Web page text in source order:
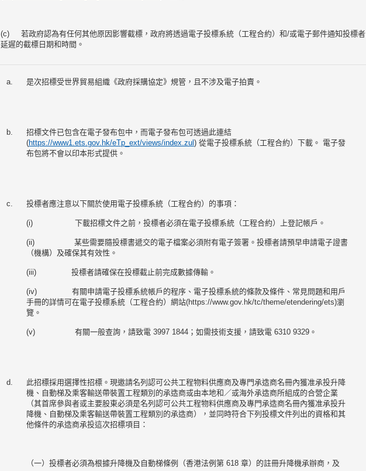
(c) 若政府認為有任何其他原因影響截標，政府將透過電子投標系統（工程合約）和/或電子郵件通知投標者
延遲的截標日期和時間。
a. 是次招標受世界貿易組織《政府採購協定》規管，且不涉及電子拍賣。
b.
招標文件已包含在電子發布包中，而電子發布包可透過此連結
(https://www1.ets.gov.hk/eTp_ext/views/index.zul ) 從電子投標系統（工程合約）下載。 電子發
布包將不會以印本形式提供。
c. 投標者應注意以下關於使用電子投標系統（工程合約）的事項：
(i) 下載招標文件之前，投標者必須在電子投標系統（工程合約）上登記帳戶。
(ii) 某些需要隨投標書遞交的電子檔案必須附有電子簽署。投標者請預早申請電子證書
（機構）及確保其有效性。
(iii) 投標者請確保在投標截止前完成數據傳輸。
(iv) 有關申請電子投標系統帳戶的程序、電子投標系統的條款及條件、常見問題和用戶
手冊的詳情可在電子投標系統（工程合約）網站(https://www.gov.hk/tc/theme/etendering/ets)瀏
覽。
(v) 有關一般查詢，請致電 3997 1844；如需技術支援，請致電 6310 9329。
d.
此招標採用選擇性招標。現邀請名列認可公共工程物料供應商及專門承造商名冊內獲准承投升降
機、自動梯及乘客輸送帶裝置工程類別的承造商或由本地和／或海外承造商所組成的合營企業
（其首席參與者或主要股東必須是名列認可公共工程物料供應商及專門承造商名冊內獲准承投升
降機、自動梯及乘客輸送帶裝置工程類別的承造商），並同時符合下列投標文件列出的資格和其
他條件的承造商承投這次招標項目：
（一）投標者必須為根據升降機及自動梯條例（香港法例第 618 章）的註冊升降機承辦商，及